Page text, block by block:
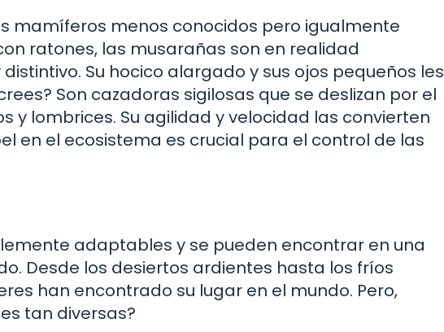
mamíferos menos conocidos pero igualmente
ratones, las musarañas son en realidad
Su hocico alargado y sus ojos pequeños les
Son cazadoras sigilosas que se deslizan por el
y lombrices. Su agilidad y velocidad las convierten
en el ecosistema es crucial para el control de las
adaptables y se pueden encontrar en una
Desde los desiertos ardientes hasta los fríos
han encontrado su lugar en el mundo. Pero,
tan diversas?